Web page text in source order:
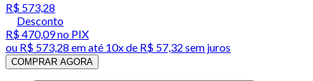
R$ 573,28
Desconto
R$ 470,09no PIX
ou R$ 573,28 em até 10x de R$ 57,32 sem juros
COMPRAR AGORA